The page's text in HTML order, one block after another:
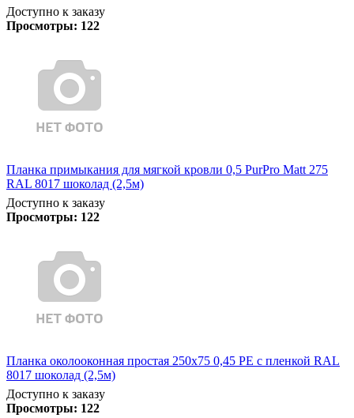
Доступно к заказу
Просмотры: 122
Планка примыкания для мягкой кровли 0,5 PurPro Matt 275
RAL 8017 шоколад (2,5м)
Доступно к заказу
Просмотры: 122
Планка околооконная простая 250х75 0,45 PE с пленкой RAL
8017 шоколад (2,5м)
Доступно к заказу
Просмотры: 122